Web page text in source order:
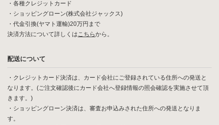
・各種クレジットカード
・ショッピングローン(株式会社ジャックス)
・代金引換(ヤマト運輸)20万円まで
決済方法について詳しくはこちらから。
配送について
・クレジットカード決済は、カード会社にご登録されている住所への発送と
なります。(ご注文確認後にカード会社へ登録情報の照会確認を実施させて頂
きます。)
・ショッピングローン決済は、審査お申込みされた住所への発送となりま
す。